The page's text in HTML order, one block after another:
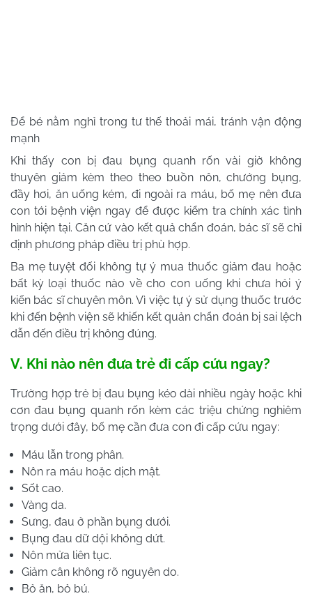
Để bé nằm nghỉ trong tư thế thoải mái, tránh vận động
mạnh
Khi thấy con bị đau bụng quanh rốn vài giờ không
thuyên giảm kèm theo theo buồn nôn, chướng bụng,
đầy hơi, ăn uống kém, đi ngoài ra máu, bố mẹ nên đưa
con tới bệnh viện ngay để được kiểm tra chính xác tình
hình hiện tại. Căn cứ vào kết quả chẩn đoán, bác sĩ sẽ chỉ
định phương pháp điều trị phù hợp.
Ba mẹ tuyệt đối không tự ý mua thuốc giảm đau hoặc
bất kỳ loại thuốc nào về cho con uống khi chưa hỏi ý
kiến bác sĩ chuyên môn. Vì việc tự ý sử dụng thuốc trước
khi đến bệnh viện sẽ khiến kết quản chẩn đoán bị sai lệch
dẫn đến điều trị không đúng.
V. Khi nào nên đưa trẻ đi cấp cứu ngay?
Trường hợp trẻ bị đau bụng kéo dài nhiều ngày hoặc khi
cơn đau bụng quanh rốn kèm các triệu chứng nghiêm
trọng dưới đây, bố mẹ cần đưa con đi cấp cứu ngay:
Máu lẫn trong phân.
Nôn ra máu hoặc dịch mật.
Sốt cao.
Vàng da.
Sưng, đau ở phần bụng dưới.
Bụng đau dữ dội không dứt.
Nôn mửa liên tục.
Giảm cân không rõ nguyên do.
Bỏ ăn, bỏ bú.